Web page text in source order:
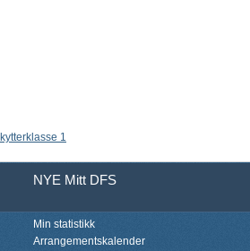
1
NYE Mitt DFS
Min statistikk
Arrangementskalender